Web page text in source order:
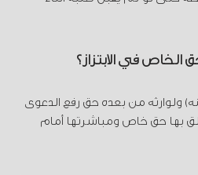
في الابتزاز؟
ولوارثه من بعده حق رفع الدعوى
بها حق خاص ومباشرتها أمام